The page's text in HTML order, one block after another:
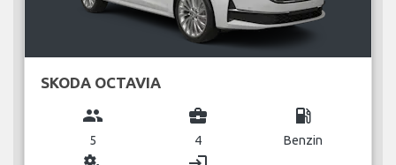
SKODA OCTAVIA
group
5
business_center
4
local_gas_station
Benzin